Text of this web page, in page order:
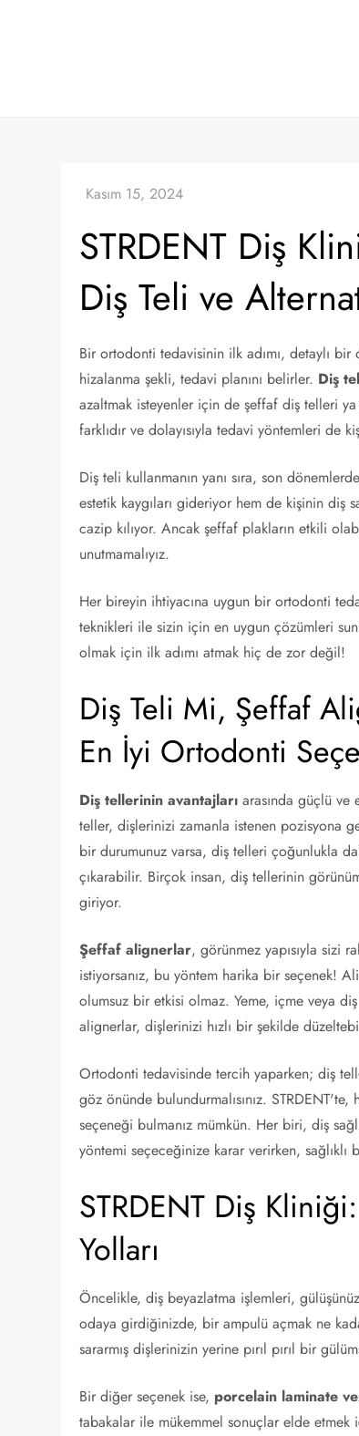
STRDENT Diş
Diş Teli ve
Bir ortodonti tedavisinin ilk adımı, detaylı
hizalanma şekli, tedavi planını belirler. Diş
azaltmak isteyenler için de şeffaf diş telleri
farklıdır ve dolayısıyla tedavi yöntemleri de
Diş teli kullanmanın yanı sıra, son
estetik kaygıları gideriyor hem de kişinin diş
cazip kılıyor. Ancak şeffaf plakların etkili
unutmamalıyız.
Her bireyin ihtiyacına uygun bir ortodonti
teknikleri ile sizin için en uygun çözümleri
olmak için ilk adımı atmak hiç de zor değil!
Diş Teli Mi, Şeffaf
En İyi Ortodonti
Diş tellerinin avantajları arasında güçlü ve
teller, dişlerinizi zamanla istenen pozisyona
bir durumunuz varsa, diş telleri çoğunlukla
çıkarabilir. Birçok insan, diş tellerinin
giriyor.
Şeffaf alignerlar, görünmez yapısıyla sizi
istiyorsanız, bu yöntem harika bir seçenek!
olumsuz bir etkisi olmaz. Yeme, içme veya
alignerlar, dişlerinizi hızlı bir şekilde
Ortodonti tedavisinde tercih yaparken; diş
göz önünde bulundurmalısınız.
seçeneği bulmanız mümkün. Her biri, diş
yöntemi seçeceğinize karar verirken,
STRDENT Diş
Yolları
Öncelikle, diş beyazlatma işlemleri,
odaya girdiğinizde, bir ampulü açmak ne
sararmış dişlerinizin yerine pırıl pırıl bir
Bir diğer seçenek ise, porcelain laminate
tabakalar ile mükemmel sonuçlar elde